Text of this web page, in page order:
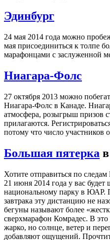
Эдинбург
24 мая 2014 года можно
мая присоединиться к толпе
марафонцами с заслуженной
Ниагара-Фолс
27 октября 2013 можно
Ниагара-Фолс в Канаде.
атмосфера, розыгрыш призов
прилагаются.
потому что число участников
Большая пятерка
Хотите отправиться по
21 июня 2014 года у вас будет
национальному парку в ЮАР.
завтрака эту дистанцию не
бегуны называют более
сверхмарафон Комрадес. В
жарко, но солнце, ветер и
добавляют ощущений.